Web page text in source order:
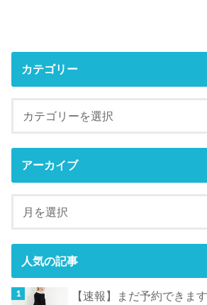
カテゴリー
アーカイブ
人気の記事
【速報】まだ予約できま